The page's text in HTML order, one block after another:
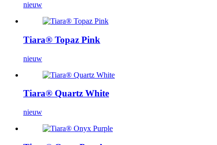
nieuw
Tiara® Topaz Pink
nieuw
Tiara® Quartz White
nieuw